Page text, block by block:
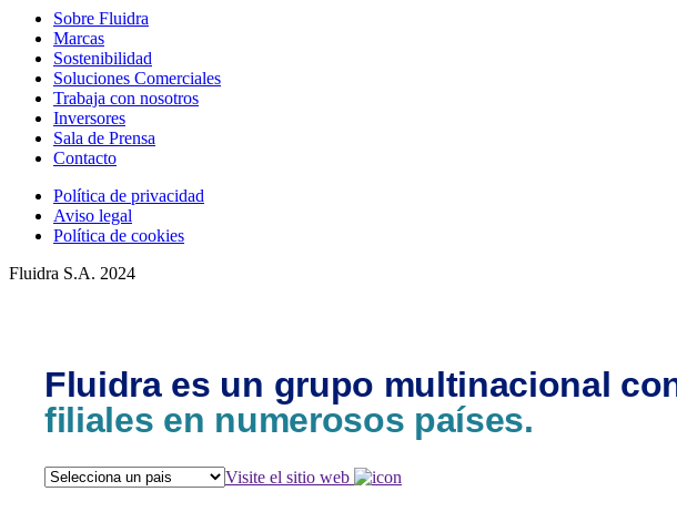
Sobre Fluidra
Marcas
Sostenibilidad
Soluciones Comerciales
Trabaja con nosotros
Inversores
Sala de Prensa
Contacto
Política de privacidad
Aviso legal
Política de cookies
Fluidra S.A. 2024
Fluidra es un grupo multinacional
filiales en numerosos países.
Visite el sitio web